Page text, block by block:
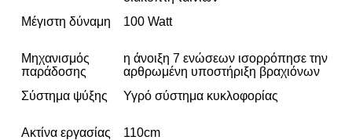
Μέγιστη δύναμη
100 Watt
Μηχανισμός
παράδοσης
η άνοιξη 7 ενώσεων ισορρόπησε την
αρθρωμένη υποστήριξη βραχιόνων
Σύστημα ψύξης
Υγρό σύστημα κυκλοφορίας
Ακτίνα εργασίας 110cm